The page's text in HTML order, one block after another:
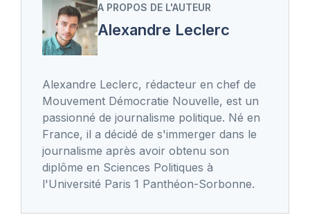
A PROPOS DE L'AUTEUR
Alexandre Leclerc
Alexandre Leclerc, rédacteur en chef de
Mouvement Démocratie Nouvelle, est un
passionné de journalisme politique. Né en
France, il a décidé de s'immerger dans le
journalisme après avoir obtenu son
diplôme en Sciences Politiques à
l'Université Paris 1 Panthéon-Sorbonne.